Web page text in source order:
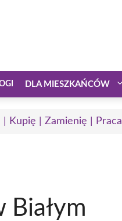
DLA MIESZKAŃCÓW
| Kupię | Zamienię | Praca
Białym